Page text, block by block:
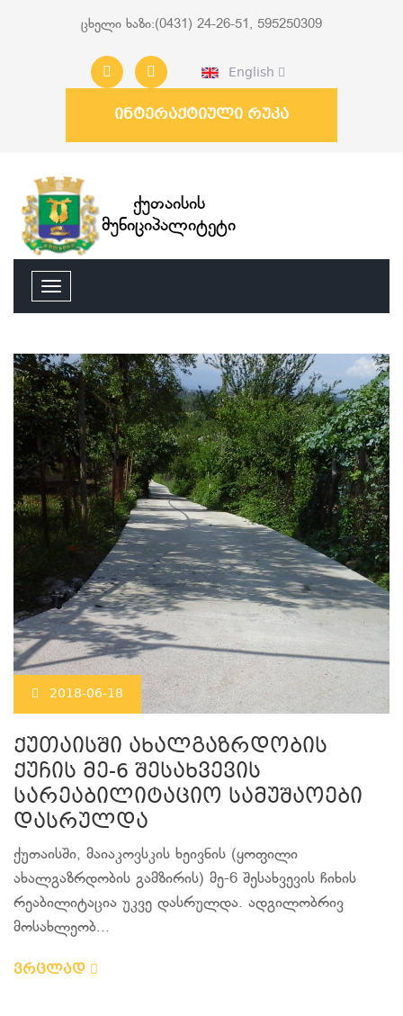
ცხელი ხაზი:(0431) 24-26-51, 595250309
English
ინტერაქტიული რუკა
ქუთაისის
მუნიციპალიტეტი
2018-06-18
ქუთაისში ახალგაზრდობის
ქუჩის მე-6 შესახვევის
სარეაბილიტაციო სამუშაოები
დასრულდა
ქუთაისში, მაიაკოვსკის ხეივნის (ყოფილი
ახალგაზრდობის გამზირის) მე-6 შესახვევის ჩიხის
რეაბილიტაცია უკვე დასრულდა. ადგილობრივ
მოსახლეობ...
ვრცლად